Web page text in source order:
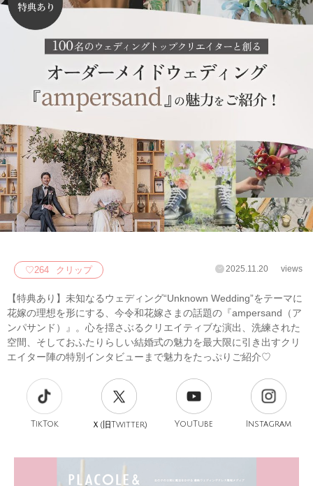
♡264 クリップ 2025.11.20 views
【特典あり】未知なるウェディング“Unknown Wedding”をテーマに
花嫁の理想を形にする、今令和花嫁さまの話題の『ampersand（ア
ンパサンド）』。心を揺さぶるクリエイティブな演出、洗練された
空間、そしておふたりらしい結婚式の魅力を最大限に引き出すクリ
エイター陣の特別インタビューまで魅力をたっぷりご紹介♡
TikTok Ｘ(旧Twitter) YouTube Instagram